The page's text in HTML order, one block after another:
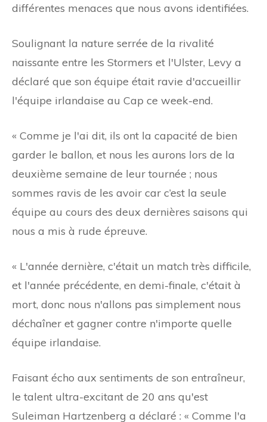
différentes menaces que nous avons identifiées.
Soulignant la nature serrée de la rivalité
naissante entre les Stormers et l'Ulster, Levy a
déclaré que son équipe était ravie d'accueillir
l'équipe irlandaise au Cap ce week-end.
« Comme je l'ai dit, ils ont la capacité de bien
garder le ballon, et nous les aurons lors de la
deuxième semaine de leur tournée ; nous
sommes ravis de les avoir car c’est la seule
équipe au cours des deux dernières saisons qui
nous a mis à rude épreuve.
« L'année dernière, c'était un match très difficile,
et l'année précédente, en demi-finale, c'était à
mort, donc nous n'allons pas simplement nous
déchaîner et gagner contre n'importe quelle
équipe irlandaise.
Faisant écho aux sentiments de son entraîneur,
le talent ultra-excitant de 20 ans qu'est
Suleiman Hartzenberg a déclaré : « Comme l'a